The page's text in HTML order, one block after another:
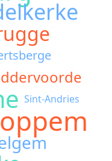
Sint-Andries